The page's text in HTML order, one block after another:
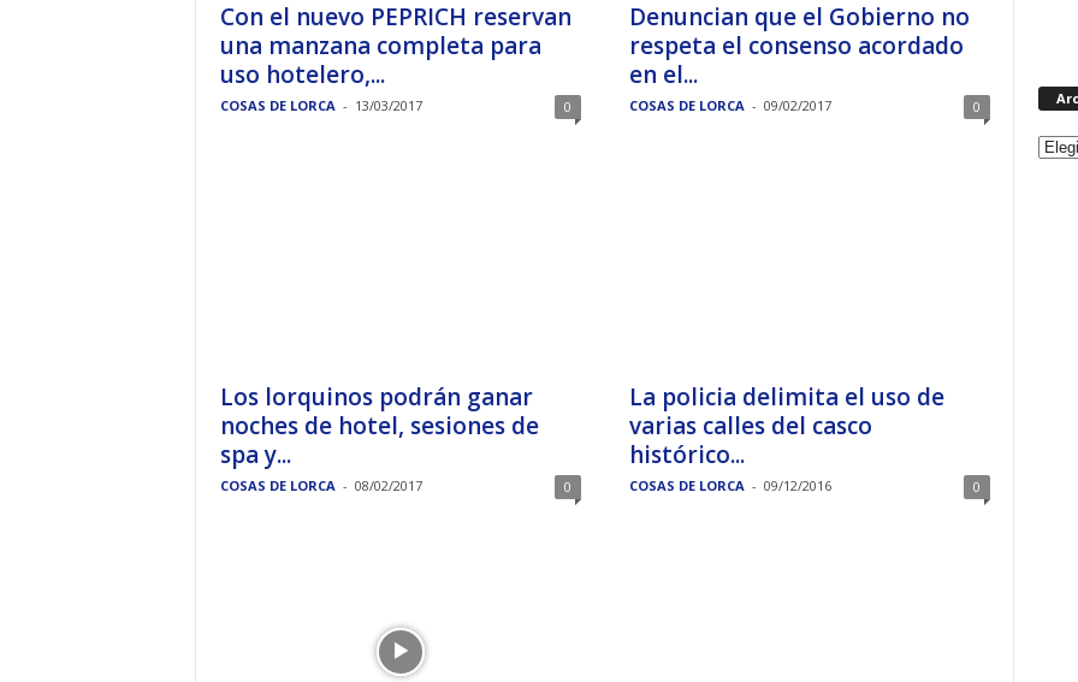
Con el nuevo PEPRICH reservan
una manzana completa para
uso hotelero,...
COSAS DE LORCA - 13/03/2017 0
Denuncian que el Gobierno no
respeta el consenso acordado
en el...
COSAS DE LORCA - 09/02/2017 0
Los lorquinos podrán ganar
noches de hotel, sesiones de
spa y...
COSAS DE LORCA - 08/02/2017 0
La policia delimita el uso de
varias calles del casco
histórico...
COSAS DE LORCA - 09/12/2016 0